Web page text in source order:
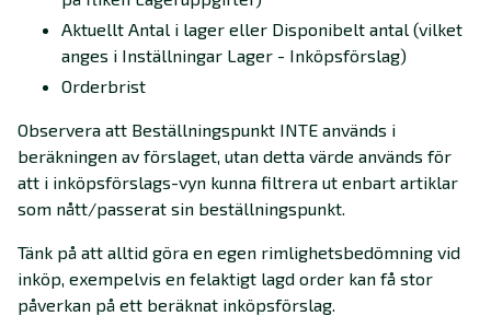
Aktuellt Antal i lager eller Disponibelt antal (vilket
anges i Inställningar Lager - Inköpsförslag)
Orderbrist
Observera att Beställningspunkt INTE används i
beräkningen av förslaget, utan detta värde används för
att i inköpsförslags-vyn kunna filtrera ut enbart artiklar
som nått/passerat sin beställningspunkt.
Tänk på att alltid göra en egen rimlighetsbedömning vid
inköp, exempelvis en felaktigt lagd order kan få stor
påverkan på ett beräknat inköpsförslag.